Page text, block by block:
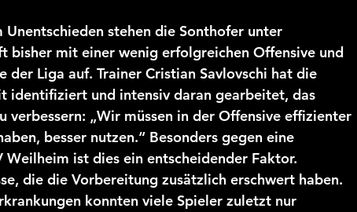
stehen die Sonthofer unter
bisher mit einer wenig erfolgreichen Offensive und
der Liga auf. Trainer Cristian Savlovschi hat die
identifiziert und intensiv daran gearbeitet, das
verbessern: „Wir müssen in der Offensive effizienter
besser nutzen.“ Besonders gegen eine
Weilheim ist dies ein entscheidender Faktor.
die die Vorbereitung zusätzlich erschwert haben.
konnten viele Spieler zuletzt nur